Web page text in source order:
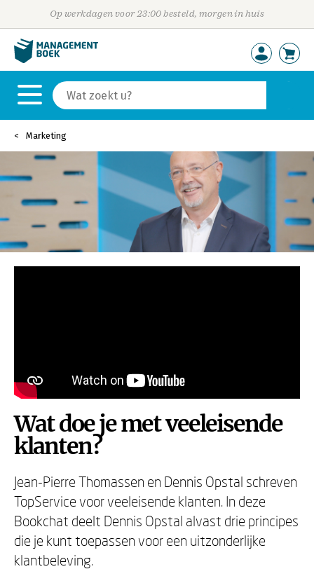
Op werkdagen voor 23:00 besteld, morgen in huis
Marketing
Wat doe je met veeleisende
klanten?
Jean-Pierre Thomassen en Dennis Opstal schreven
TopService voor veeleisende klanten. In deze
Bookchat deelt Dennis Opstal alvast drie principes
die je kunt toepassen voor een uitzonderlijke
klantbeleving.